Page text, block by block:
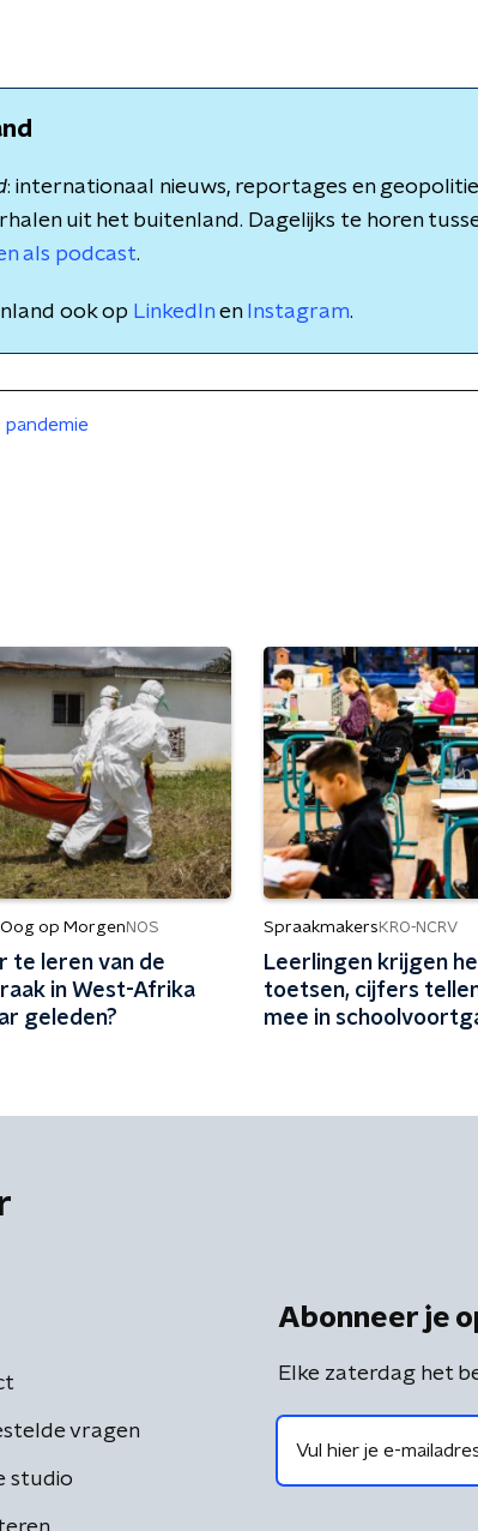
: internationaal nieuws, reportages en
uit het buitenland. Dagelijks te horen
als podcast.
ook op LinkedIn en Instagram.
pandemie
op Morgen NOS
te leren van de
in West-Afrika
geleden?
Spraakmakers KRO-NCRV
Leerlingen krijgen
toetsen, cijfers
mee in
vragen
studio
Abonneer je
Elke zaterdag het